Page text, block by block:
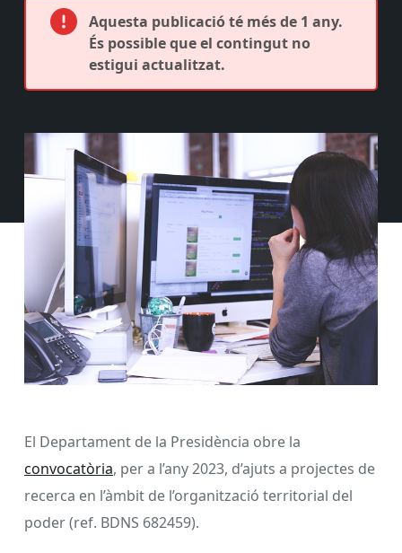
Aquesta publicació té més de 1 any.
És possible que el contingut no
estigui actualitzat.
El Departament de la Presidència obre la
convocatòria, per a l’any 2023, d’ajuts a projectes de
recerca en l’àmbit de l’organització territorial del
poder (ref. BDNS 682459).